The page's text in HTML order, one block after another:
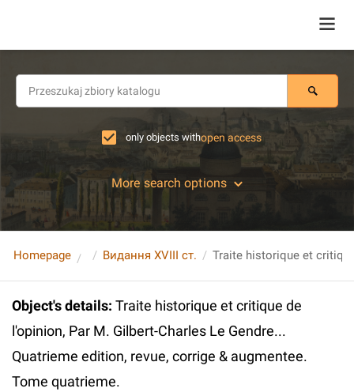
only objects withopen access
More search options
Homepage Видання XVIII ст.
Object's details: Traite historique et critique de
l'opinion, Par M. Gilbert-Charles Le Gendre...
Quatrieme edition, revue, corrige & augmentee.
Tome quatrieme.